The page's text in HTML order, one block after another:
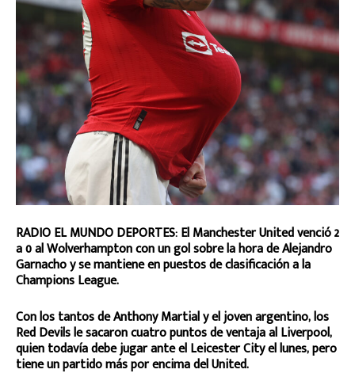
RADIO EL MUNDO DEPORTES: El Manchester United venció 2
a 0 al Wolverhampton con un gol sobre la hora de Alejandro
Garnacho y se mantiene en puestos de clasificación a la
Champions League.
Con los tantos de Anthony Martial y el joven argentino, los
Red Devils le sacaron cuatro puntos de ventaja al Liverpool,
quien todavía debe jugar ante el Leicester City el lunes, pero
tiene un partido más por encima del United.